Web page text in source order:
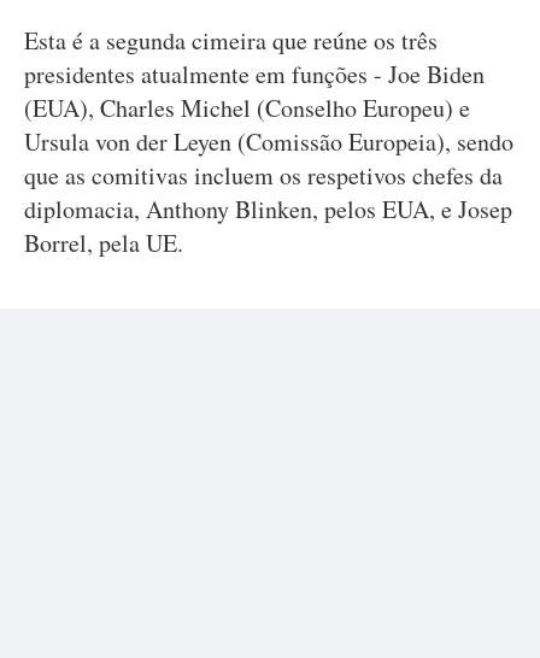
Esta é a segunda cimeira que reúne os três
presidentes atualmente em funções - Joe Biden
(EUA), Charles Michel (Conselho Europeu) e
Ursula von der Leyen (Comissão Europeia), sendo
que as comitivas incluem os respetivos chefes da
diplomacia, Anthony Blinken, pelos EUA, e Josep
Borrel, pela UE.